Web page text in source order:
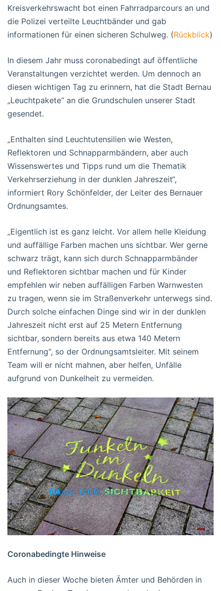
Kreisverkehrswacht bot einen Fahrradparcours an und
die Polizei verteilte Leuchtbänder und gab
informationen für einen sicheren Schulweg. (Rückblick)
In diesem Jahr muss coronabedingt auf öffentliche
Veranstaltungen verzichtet werden. Um dennoch an
diesen wichtigen Tag zu erinnern, hat die Stadt Bernau
„Leuchtpakete“ an die Grundschulen unserer Stadt
gesendet.
„Enthalten sind Leuchtutensilien wie Westen,
Reflektoren und Schnapparmbändern, aber auch
Wissenswertes und Tipps rund um die Thematik
Verkehrserziehung in der dunklen Jahreszeit“,
informiert Rory Schönfelder, der Leiter des Bernauer
Ordnungsamtes.
„Eigentlich ist es ganz leicht. Vor allem helle Kleidung
und auffällige Farben machen uns sichtbar. Wer gerne
schwarz trägt, kann sich durch Schnapparmbänder
und Reflektoren sichtbar machen und für Kinder
empfehlen wir neben auffälligen Farben Warnwesten
zu tragen, wenn sie im Straßenverkehr unterwegs sind.
Durch solche einfachen Dinge sind wir in der dunklen
Jahreszeit nicht erst auf 25 Metern Entfernung
sichtbar, sondern bereits aus etwa 140 Metern
Entfernung“, so der Ordnungsamtsleiter. Mit seinem
Team will er nicht mahnen, aber helfen, Unfälle
aufgrund von Dunkelheit zu vermeiden.
Coronabedingte Hinweise
Auch in dieser Woche bieten Ämter und Behörden in